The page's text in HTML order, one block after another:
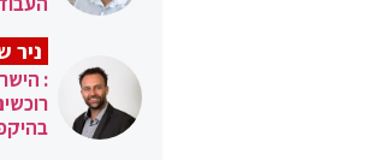
ניר
: